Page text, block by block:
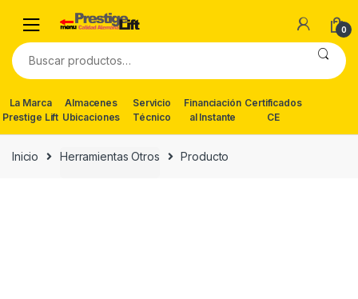
navigation
content
0
Buscar
por:
La Marca
Prestige Lift
Almacenes
Ubicaciones
Servicio
Técnico
Financiación
al Instante
Certificados
CE
Inicio Herramientas Otros Producto